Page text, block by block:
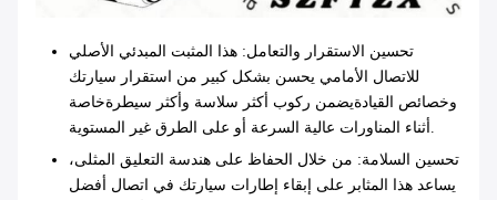
تحسين الاستقرار والتعامل: هذا المثبت المبدئي الأصلي
للاتصال الأمامي يحسن بشكل كبير من استقرار سيارتك
وخصائص القيادةيضمن ركوب أكثر سلاسة وأكثر سيطرةخاصة
تحسين السلامة: من خلال الحفاظ على هندسة التعليق المثلى،
يساعد هذا المثابر على إبقاء إطارات سيارتك في اتصال أفضل